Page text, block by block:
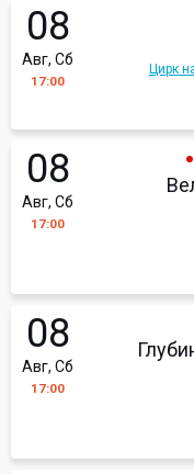
08
Авг, Сб
17:00
Цирк
08
Авг, Сб
17:00
08
Авг, Сб
17:00